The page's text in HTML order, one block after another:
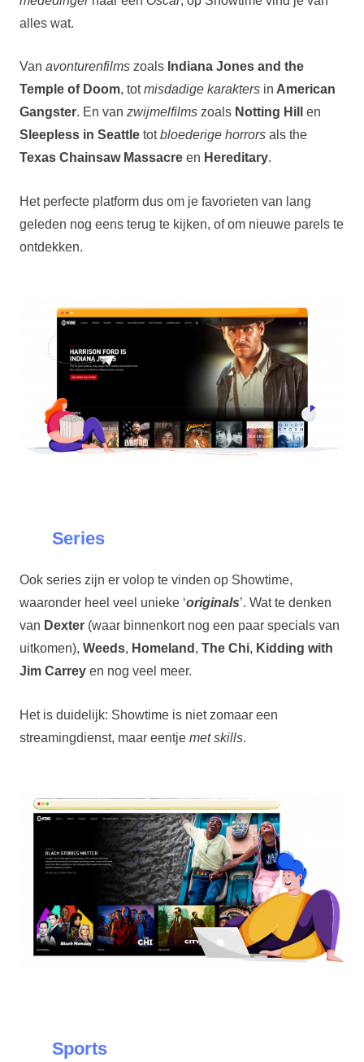
alles wat.
Van avonturenfilmszoals Indiana Jones and the
Temple of Doom, totmisdadige karaktersin American
Gangster. En van zwijmelfilmszoals Notting Hill en
Sleepless in Seattle totbloederige horrorsals the
Texas Chainsaw Massacreen Hereditary.
Het perfecte platform dus om je favorieten van lang
geleden nog eens terug te kijken, of om nieuwe parels te
ontdekken.
Series
Ook series zijn er volop te vinden op Showtime,
waaronder heel veel unieke ‘originals’. Wat te denken
van Dexter(waar binnenkort nog een paar specials van
uitkomen), Weeds, Homeland , The Chi, Kidding with
Jim Carreyen nog veel meer.
Het is duidelijk: Showtime is niet zomaar een
streamingdienst, maar eentje met skills.
Sports